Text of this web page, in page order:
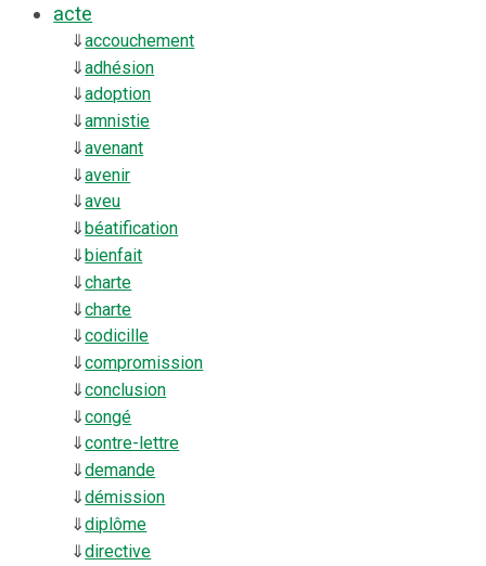
acte
⇓accouchement
⇓adhésion
⇓adoption
⇓amnistie
⇓avenant
⇓avenir
⇓aveu
⇓ béatification
⇓bienfait
⇓charte
⇓charte
⇓codicille
⇓compromission
⇓conclusion
⇓congé
⇓contre-lettre
⇓demande
⇓démission
⇓diplôme
⇓directive